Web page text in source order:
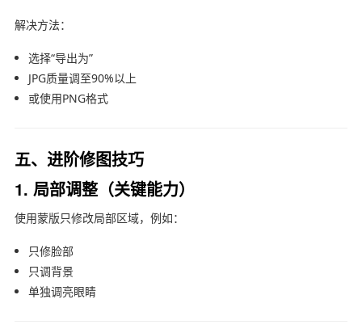
解决方法：
选择“导出为”
JPG质量调至90%以上
或使用PNG格式
五、进阶修图技巧
1. 局部调整（关键能力）
使用蒙版只修改局部区域，例如：
只修脸部
只调背景
单独调亮眼睛